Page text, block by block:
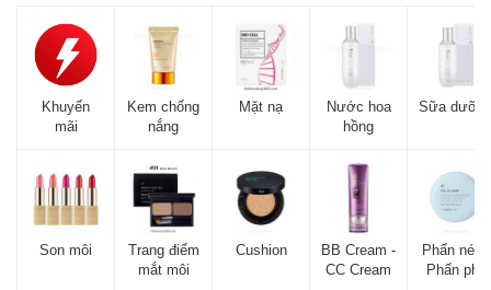
Khuyến
mãi
Kem chống
nắng
Mặt nạ
Nước hoa
hồng
Sữa
Son môi
Trang điểm
mắt môi
Cushion
BB Cream -
CC Cream
Phấn nén -
Phấn phủ